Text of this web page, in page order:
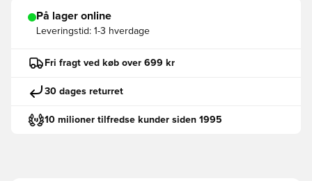
På lager online
Leveringstid: 1-3 hverdage
Fri fragt ved køb over 699 kr
30 dages returret
10 milioner tilfredse kunder siden 1995